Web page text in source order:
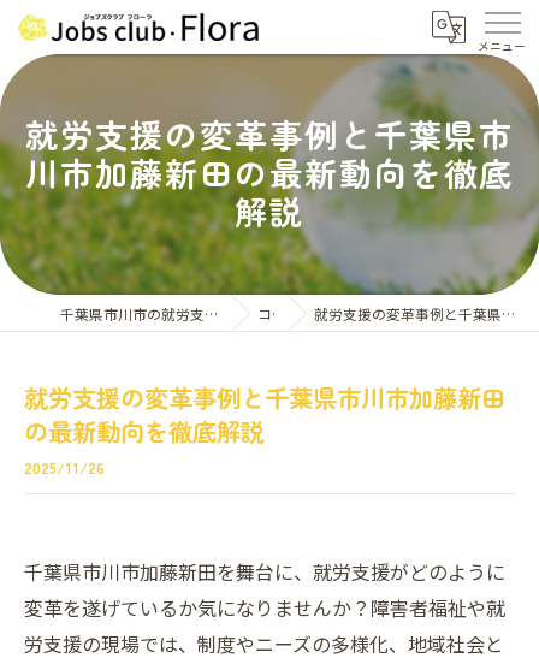
就労支援の変革事例と千葉県市
川市加藤新田の最新動向を徹底
解説
千葉県市川市の就労支援はジョブズクラブ・フローラ コラム 就労支援の変革事例と千葉県市川市加藤新田の最新動向を徹底解説
就労支援の変革事例と千葉県市川市加藤新田
の最新動向を徹底解説
2025/11/26
千葉県市川市加藤新田を舞台に、就労支援がどのように
変革を遂げているか気になりませんか？障害者福祉や就
労支援の現場では、制度やニーズの多様化、地域社会と